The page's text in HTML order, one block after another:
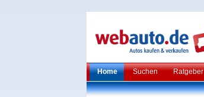
Home Suchen Ratgeber